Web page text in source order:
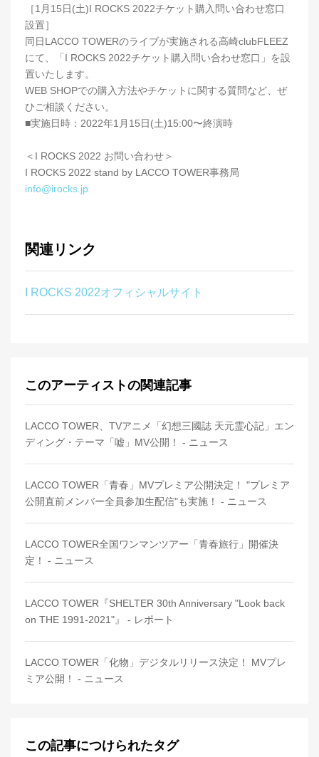
［1月15日(土)I ROCKS 2022チケット購入問い合わせ窓口
設置］
同日LACCO TOWERのライブが実施される高崎clubFLEEZ
にて、「I ROCKS 2022チケット購入問い合わせ窓口」を設
置いたします。
WEB SHOPでの購入方法やチケットに関する質問など、ぜ
ひご相談ください。
■実施日時：2022年1月15日(土)15:00〜終演時
＜I ROCKS 2022 お問い合わせ＞
I ROCKS 2022 stand by LACCO TOWER事務局
info@irocks.jp
関連リンク
I ROCKS 2022オフィシャルサイト
このアーティストの関連記事
LACCO TOWER、TVアニメ「幻想三國誌 天元霊心記」エン
ディング・テーマ「嘘」MV公開！ - ニュース
LACCO TOWER「青春」MVプレミア公開決定！ "プレミア
公開直前メンバー全員参加生配信"も実施！ - ニュース
LACCO TOWER全国ワンマンツアー「青春旅行」開催決
定！ - ニュース
LACCO TOWER『SHELTER 30th Anniversary "Look back
on THE 1991-2021"』 - レポート
LACCO TOWER「化物」デジタルリリース決定！ MVプレ
ミア公開！ - ニュース
この記事につけられたタグ